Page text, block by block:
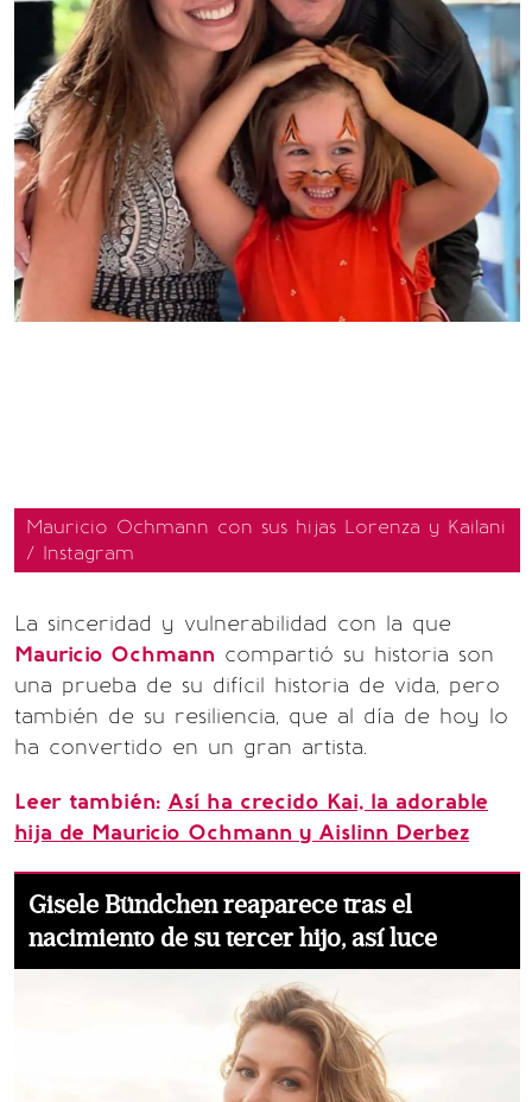
Mauricio Ochmann con sus hijas Lorenza y Kailani
/ Instagram
La sinceridad y vulnerabilidad con la que
Mauricio Ochmann compartió su historia son
una prueba de su difícil historia de vida, pero
también de su resiliencia, que al día de hoy lo
ha convertido en un gran artista.
Leer también: Así ha crecido Kai, la adorable
hija de Mauricio Ochmann y Aislinn Derbez
Gisele Bündchen reaparece tras el
nacimiento de su tercer hijo, así luce